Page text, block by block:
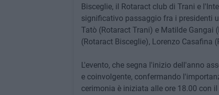
Bisceglie, il Rotaract club di Trani e
significativo passaggio fra i presidenti
Tatò (Rotaract Trani) e Matilde Gangai
(Rotaract Bisceglie), Lorenzo Casafina
L'evento, che segna l'inizio dell'anno
e coinvolgente, confermando
cerimonia è iniziata alle ore 18.00 con